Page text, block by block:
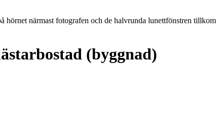
hörnet närmast fotografen och de halvrunda lunettfönstren
(byggnad)